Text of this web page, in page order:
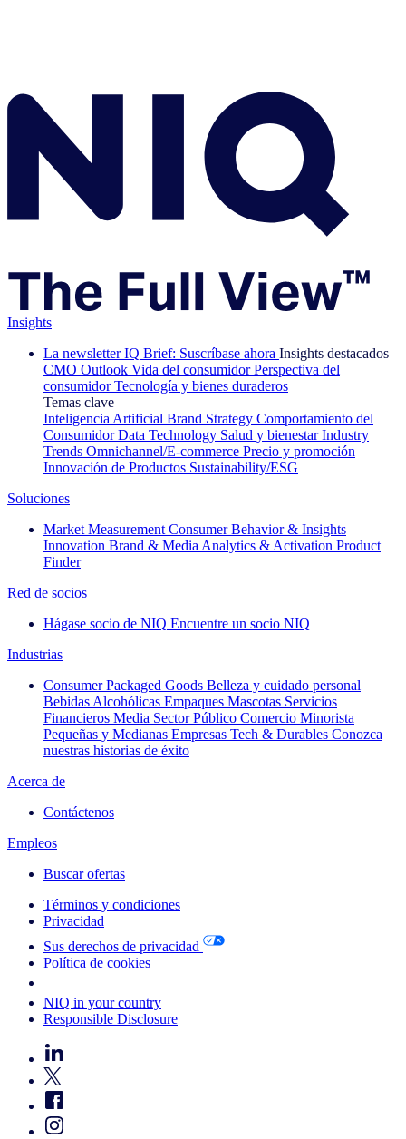
Insights
La newsletter IQ Brief: Suscríbase ahora Insights destacados
CMO Outlook Vida del consumidor Perspectiva del
consumidor Tecnología y bienes duraderos
Temas clave
Inteligencia Artificial Brand Strategy Comportamiento del
Consumidor Data Technology Salud y bienestar Industry
Trends Omnichannel/E-commerce Precio y promoción
Innovación de Productos Sustainability/ESG
Soluciones
Market Measurement Consumer Behavior & Insights
Innovation Brand & MediaAnalytics & Activation Product
Finder
Red de socios
Hágase socio de NIQ Encuentre un socio NIQ
Industrias
Consumer Packaged Goods Belleza y cuidado personal
Bebidas Alcohólicas Empaques Mascotas Servicios
Financieros Media Sector Público Comercio Minorista
Pequeñas y Medianas Empresas Tech & Durables Conozca
nuestras historias de éxito
Acerca de
Contáctenos
Empleos
Buscar ofertas
Términos y condiciones
Privacidad
Sus derechos de privacidad
Política de cookies
NIQ in your country
Responsible Disclosure